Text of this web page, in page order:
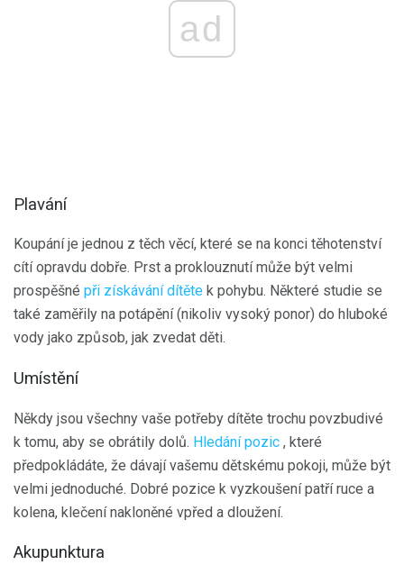
ad
Plavání
Koupání je jednou z těch věcí, které se na konci těhotenství
cítí opravdu dobře. Prst a proklouznutí může být velmi
prospěšné při získávání dítěte k pohybu. Některé studie se
také zaměřily na potápění (nikoliv vysoký ponor) do hluboké
vody jako způsob, jak zvedat děti.
Umístění
Někdy jsou všechny vaše potřeby dítěte trochu povzbudivé
k tomu, aby se obrátily dolů. Hledání pozic , které
předpokládáte, že dávají vašemu dětskému pokoji, může být
velmi jednoduché. Dobré pozice k vyzkoušení patří ruce a
kolena, klečení nakloněné vpřed a dloužení.
Akupunktura